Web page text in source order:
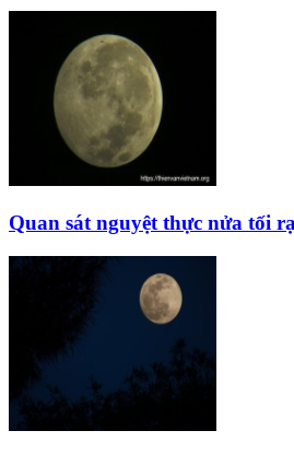
Quan sát nguyệt thực nửa tối